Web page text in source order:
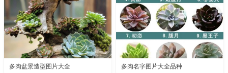
多肉盆景造型图片大全 多肉名字图片大全品种